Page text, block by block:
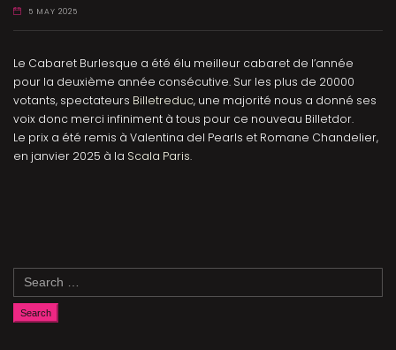
5 MAY 2025
Le Cabaret Burlesque a été élu meilleur cabaret de l’année
pour la deuxième année consécutive. Sur les plus de 20000
votants, spectateurs Billetreduc, une majorité nous a donné ses
voix donc merci infiniment à tous pour ce nouveau Billetdor.
Le prix a été remis à Valentina del Pearls et Romane Chandelier,
en janvier 2025 à la Scala Paris.
for: